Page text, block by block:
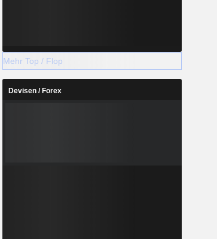
Mehr Top / Flop
Devisen / Forex